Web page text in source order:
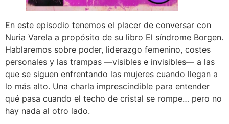
En este episodio tenemos el placer de conversar con
Nuria Varela a propósito de su libro El síndrome Borgen.
Hablaremos sobre poder, liderazgo femenino, costes
personales y las trampas —visibles e invisibles— a las
que se siguen enfrentando las mujeres cuando llegan a
lo más alto. Una charla imprescindible para entender
qué pasa cuando el techo de cristal se rompe… pero no
hay nada al otro lado.